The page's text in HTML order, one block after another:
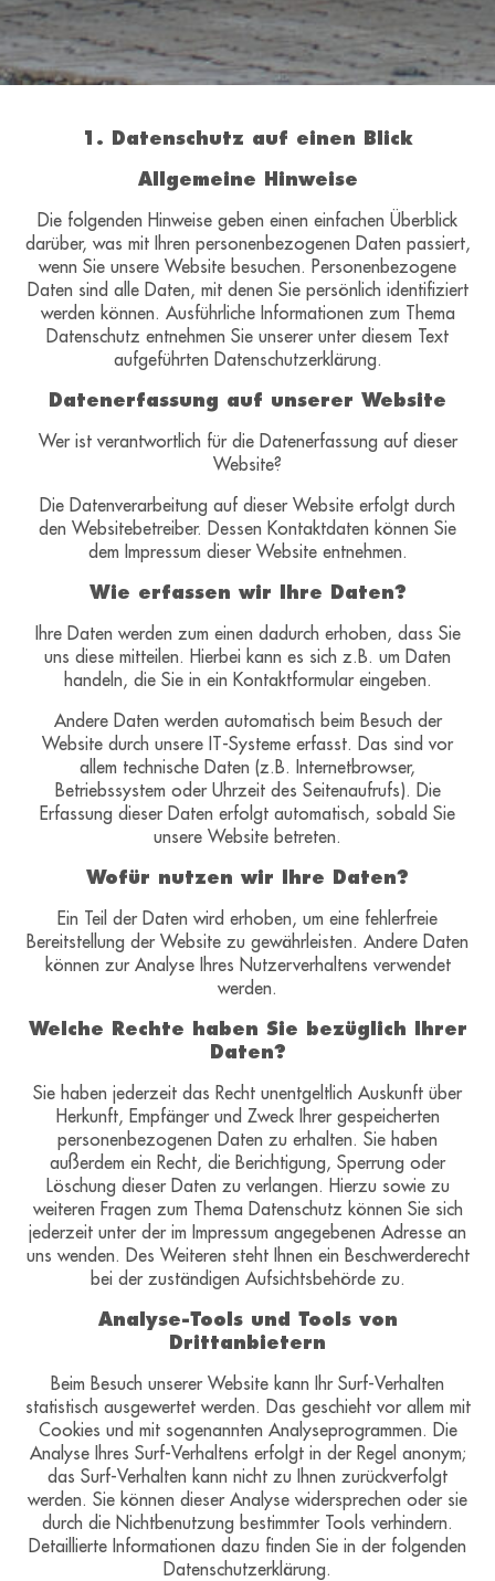
1. Datenschutz auf einen Blick
Allgemeine Hinweise
Die folgenden Hinweise geben einen einfachen Überblick
darüber, was mit Ihren personenbezogenen Daten passiert,
wenn Sie unsere Website besuchen. Personenbezogene
Daten sind alle Daten, mit denen Sie persönlich identifiziert
werden können. Ausführliche Informationen zum Thema
Datenschutz entnehmen Sie unserer unter diesem Text
aufgeführten Datenschutzerklärung.
Datenerfassung auf unserer Website
Wer ist verantwortlich für die Datenerfassung auf dieser
Website?
Die Datenverarbeitung auf dieser Website erfolgt durch
den Websitebetreiber. Dessen Kontaktdaten können Sie
dem Impressum dieser Website entnehmen.
Wie erfassen wir Ihre Daten?
Ihre Daten werden zum einen dadurch erhoben, dass Sie
uns diese mitteilen. Hierbei kann es sich z.B. um Daten
handeln, die Sie in ein Kontaktformular eingeben.
Andere Daten werden automatisch beim Besuch der
Website durch unsere IT-Systeme erfasst. Das sind vor
allem technische Daten (z.B. Internetbrowser,
Betriebssystem oder Uhrzeit des Seitenaufrufs). Die
Erfassung dieser Daten erfolgt automatisch, sobald Sie
unsere Website betreten.
Wofür nutzen wir Ihre Daten?
Ein Teil der Daten wird erhoben, um eine fehlerfreie
Bereitstellung der Website zu gewährleisten. Andere Daten
können zur Analyse Ihres Nutzerverhaltens verwendet
werden.
Welche Rechte haben Sie bezüglich Ihrer
Daten?
Sie haben jederzeit das Recht unentgeltlich Auskunft über
Herkunft, Empfänger und Zweck Ihrer gespeicherten
personenbezogenen Daten zu erhalten. Sie haben
außerdem ein Recht, die Berichtigung, Sperrung oder
Löschung dieser Daten zu verlangen. Hierzu sowie zu
weiteren Fragen zum Thema Datenschutz können Sie sich
jederzeit unter der im Impressum angegebenen Adresse an
uns wenden. Des Weiteren steht Ihnen ein Beschwerderecht
bei der zuständigen Aufsichtsbehörde zu.
Analyse-Tools und Tools von
Drittanbietern
Beim Besuch unserer Website kann Ihr Surf-Verhalten
statistisch ausgewertet werden. Das geschieht vor allem mit
Cookies und mit sogenannten Analyseprogrammen. Die
Analyse Ihres Surf-Verhaltens erfolgt in der Regel anonym;
das Surf-Verhalten kann nicht zu Ihnen zurückverfolgt
werden. Sie können dieser Analyse widersprechen oder sie
durch die Nichtbenutzung bestimmter Tools verhindern.
Detaillierte Informationen dazu finden Sie in der folgenden
Datenschutzerklärung.